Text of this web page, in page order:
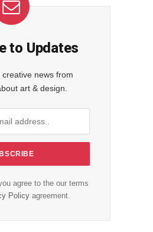
to Updates
news from
art & design.
agree to the our terms
Policy agreement.